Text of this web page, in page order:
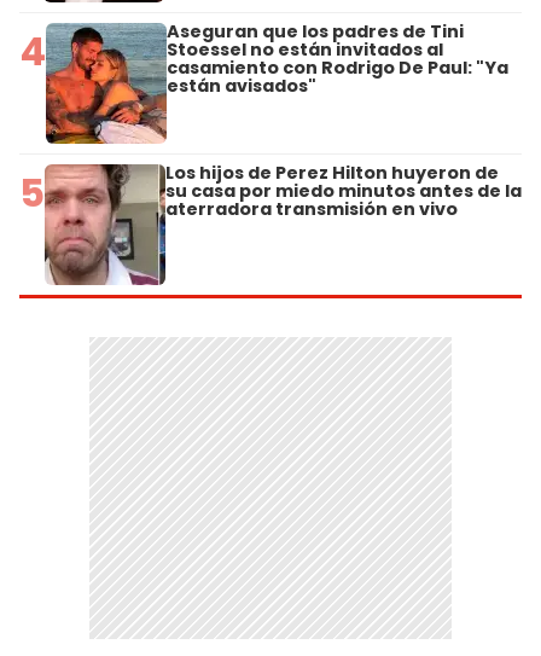
4 Aseguran que los padres de Tini
Stoessel no están invitados al
casamiento con Rodrigo De Paul: "Ya
están avisados"
5 Los hijos de Perez Hilton huyeron de
su casa por miedo minutos antes de la
aterradora transmisión en vivo